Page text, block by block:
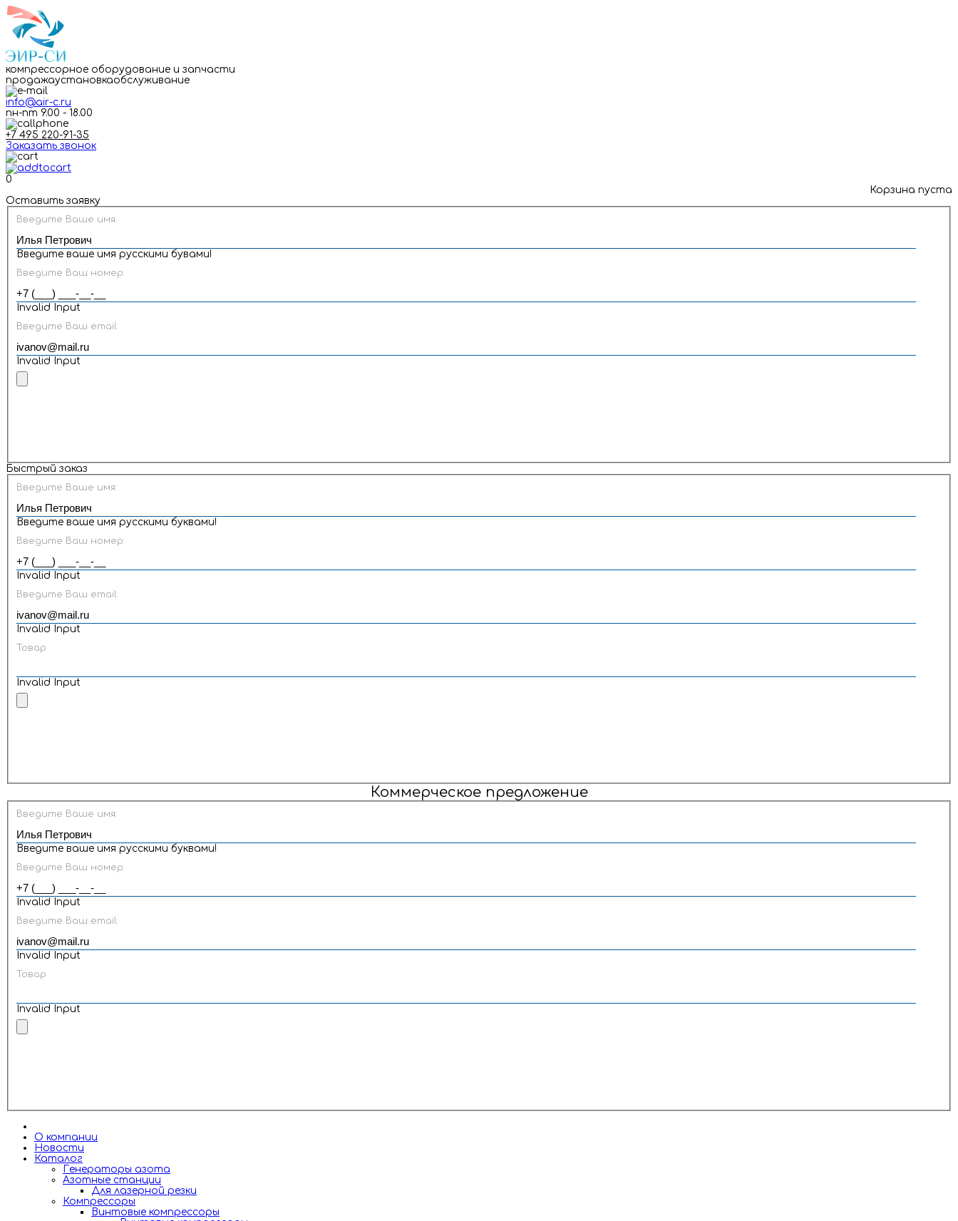
компрессорное оборудование и запчасти
продажаустановкаобслуживание
info@air-c.ru
пн-пт 9.00 - 18.00
+7 495 220-91-35
Заказать звонок
0
Корзина пуста
Оставить заявку
Введите Ваше имя:
Введите ваше имя русскими бувами!
Введите Ваш номер:
Invalid Input
Введите Ваш email:
Invalid Input
Быстрый заказ
Введите Ваше имя:
Введите ваше имя русскими буквами!
Введите Ваш номер:
Invalid Input
Введите Ваш email:
Invalid Input
Товар
Invalid Input
Коммерческое предложение
Введите Ваше имя:
Введите ваше имя русскими буквами!
Введите Ваш номер:
Invalid Input
Введите Ваш email:
Invalid Input
Товар
Invalid Input
О компании
Новости
Каталог
Генераторы азота
Азотные станции
Для лазерной резки
Компрессоры
Винтовые компрессоры